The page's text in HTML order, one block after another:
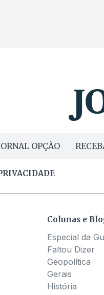
OPÇÃO
Colunas e
Especial da
Faltou Dizer
Geopolítica
Gerais
História